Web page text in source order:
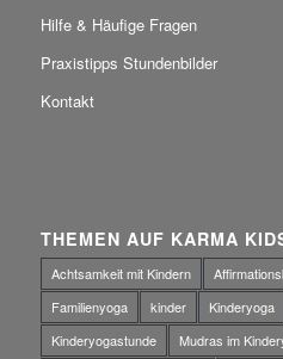
Hilfe & Häufige Fragen
Praxistipps Stundenbilder
Kontakt
THEMEN AUF KARMA
Achtsamkeit mit Kindern
Familienyoga
kinder Kinderyoga
Kinderyogastunde
Mudras im